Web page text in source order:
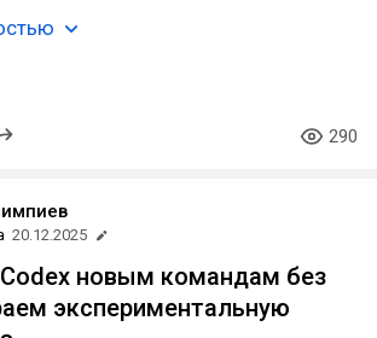
290
20.12.2025
Codex новым командам без
экспериментальную